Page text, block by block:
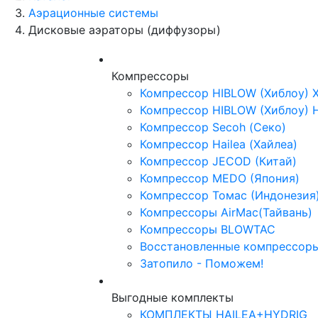
Аэрационные системы
Дисковые аэраторы (диффузоры)
Компрессоры
Компрессор HIBLOW (Хиблоу)
Компрессор HIBLOW (Хиблоу)
Компрессор Secoh (Секо)
Компрессор Hailea (Хайлеа)
Компрессор JECOD (Китай)
Компрессор MEDO (Япония)
Компрессор Томас (Индонезия)
Компрессоры AirMac(Тайвань)
Компрессоры BLOWTAC
Восстановленные
Затопило - Поможем!
Выгодные комплекты
КОМПЛЕКТЫ HAILEA+HYDRIG